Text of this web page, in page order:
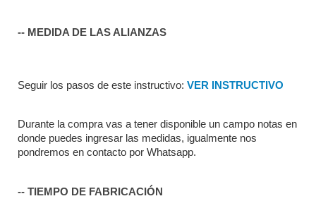
-- MEDIDA DE LAS ALIANZAS
Seguir los pasos de este instructivo: VER INSTRUCTIVO
Durante la compra vas a tener disponible un campo notas en
donde puedes ingresar las medidas, igualmente nos
pondremos en contacto por Whatsapp.
-- TIEMPO DE FABRICACIÓN